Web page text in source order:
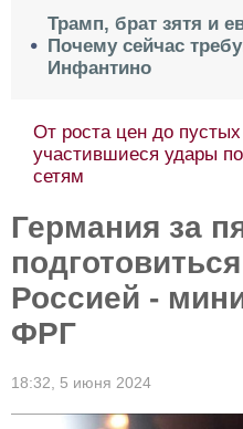
Трамп, брат зятя и
Почему сейчас
Инфантино
От роста цен до
участившиеся удары
сетям
Германия за
Россией -
ФРГ
18:32, 5 июня 2024